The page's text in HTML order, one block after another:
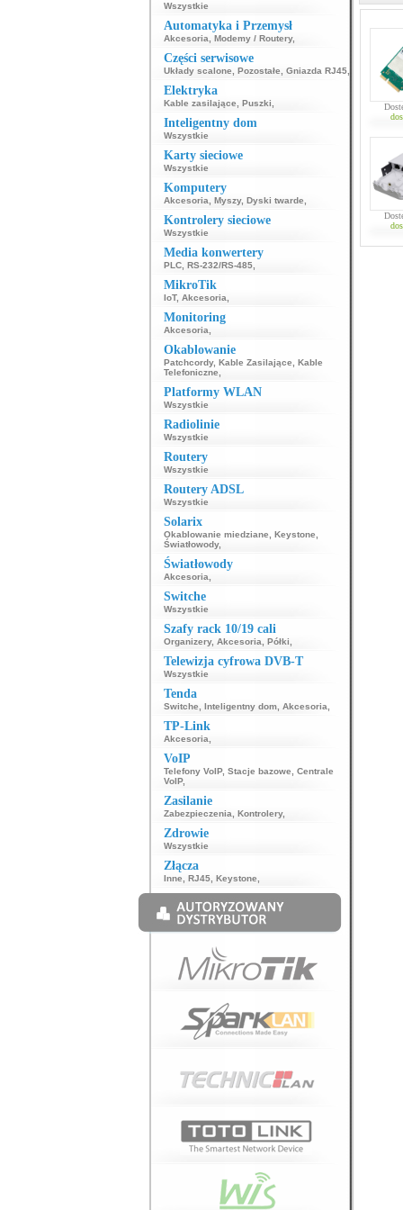
Wszystkie
Automatyka i Przemysł
Akcesoria Modemy / Routery,
Części serwisowe
Układy scalone Pozostałe Gniazda RJ45,
Elektryka
Kable zasilające Puszki
Inteligentny dom
Wszystkie
Karty sieciowe
Wszystkie
Komputery
Akcesoria Myszy, Dyski twarde
Kontrolery sieciowe
Wszystkie
Media konwertery
PLC, RS-232/RS-485,
MikroTik
IoT, Akcesoria
Monitoring
Akcesoria
Okablowanie
Patchcordy, Kable Zasilające
Kable
Telefoniczne
Platformy WLAN
Wszystkie
Radiolinie
Wszystkie
Routery
Wszystkie
Routery ADSL
Wszystkie
Solarix
Okablowanie miedziane Keystone
Światłowody,
Światłowody
Akcesoria
Switche
Wszystkie
Szafy rack 10/19 cali
Organizery, Akcesoria Półki
Telewizja cyfrowa DVB-T
Wszystkie
Tenda
Switche Inteligentny dom, Akcesoria
TP-Link
Akcesoria
VoIP
Telefony VoIP, Stacje bazowe
Centrale
VoIP,
Zasilanie
Zabezpieczenia Kontrolery,
Zdrowie
Wszystkie
Złącza
Inne RJ45, Keystone